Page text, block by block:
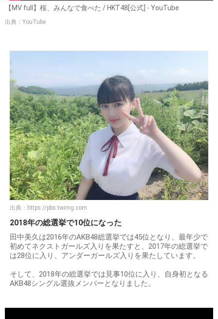
【MV full】桜、みんなで食べた / HKT48[公式] - YouTube
出典：YouTube
出典： https://pbs.twimg.com
2018年の総選挙で10位になった
田中美久は2016年のAKB48総選挙では45位となり、最年少で
初めてネクストガールズ入りを果たすと、2017年の総選挙で
は28位に入り、アンダーガールズ入りを果たしています。
そして、2018年の総選挙では見事10位に入り、自身初となる
AKB48シングル選抜メンバーとなりました。